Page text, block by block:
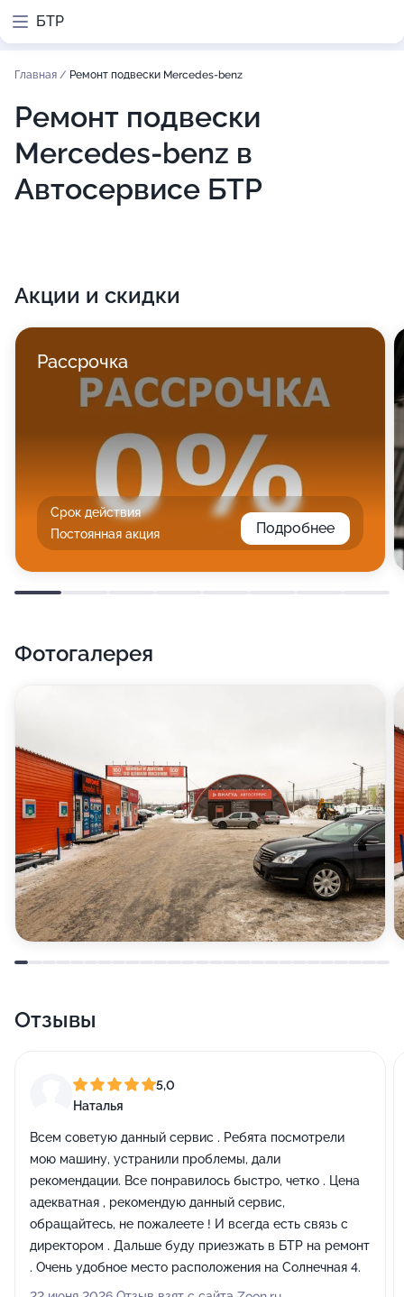
БТР
Главная / Ремонт подвески Mercedes-benz
Ремонт подвески
Mercedes-benz в
Автосервисе БТР
Акции и скидки
Рассрочка
Срок действия
Постоянная акция
Подробнее
Фотогалерея
Отзывы
5,0
Наталья
Всем советую данный сервис . Ребята посмотрели
мою машину, устранили проблемы, дали
рекомендации. Все понравилось быстро, четко . Цена
адекватная , рекомендую данный сервис,
обращайтесь, не пожалеете ! И всегда есть связь с
директором . Дальше буду приезжать в БТР на ремонт
. Очень удобное место расположения на Солнечная 4.